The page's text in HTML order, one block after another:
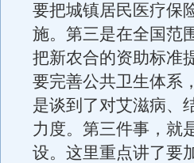
要把城镇居民医疗保
施。第三是在全国范
把新农合的资助标准
要完善公共卫生体系
是谈到了对艾滋病、
力度。第三件事，就
设。这里重点讲了要